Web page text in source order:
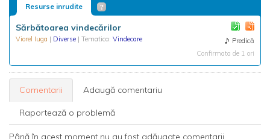
Resurse inrudite
Sărbătoarea vindecărilor
Viorel Iuga | Diverse | Tematica: Vindecare
Predică
Confirmata de 1 ori
Comentarii Adaugă comentariu
Raportează o problemă
Până în acest moment nu au fost adăugate comentarii.